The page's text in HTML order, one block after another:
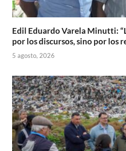
Edil Eduardo Varela Minutti:
por los discursos, sino por los
5 agosto, 2026